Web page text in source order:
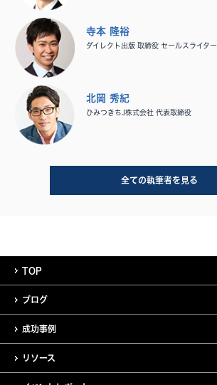
寺本 隆裕
ダイレクト出版 取締役 セールスライター
北岡 秀紀
ひみつきちJ株式会社 代表取締役
全ての執筆者を見る
TOP
ブログ
成功事例
リソース